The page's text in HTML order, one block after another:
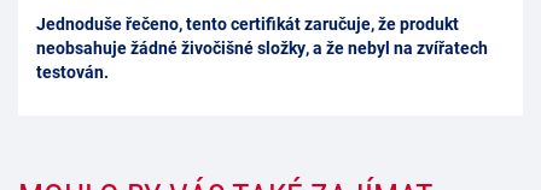
Jednoduše řečeno, tento certifikát zaručuje, že produkt
neobsahuje žádné živočišné složky, a že nebyl na zvířatech
testován.